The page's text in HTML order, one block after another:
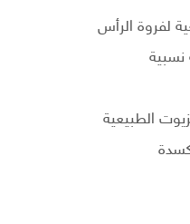
لفروة الرأس
الطبيعية